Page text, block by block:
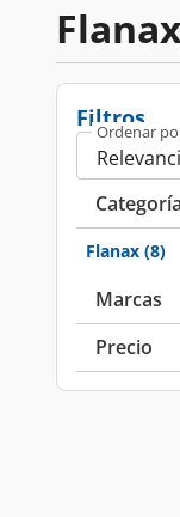
Flanax
Filtros
Ordenar
Flanax (8)
Marcas
Precio